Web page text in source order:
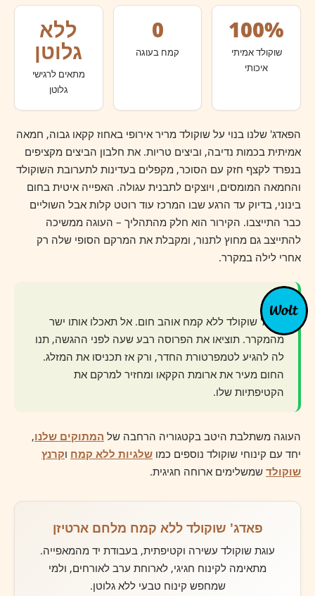
100%
שוקולד אמיתי
איכותי
0
קמח בעוגה
ללא
גלוטן
מתאים לרגישי
גלוטן
הפאדג' שלנו בנוי על שוקולד מריר אירופי באחוז קקאו גבוה, חמאה
אמיתית בכמות נדיבה, וביצים טריות. את חלבון הביצים מקציפים
בנפרד לקצף חזק עם הסוכר, מקפלים בעדינות לתערובת השוקולד
והחמאה המומסים, ויוצקים לתבנית עגולה. האפייה איטית בחום
בינוני, בדיוק עד הרגע שבו המרכז עוד רוטט קלות אבל השוליים
כבר התייצבו. הקירור הוא חלק מהתהליך – העוגה ממשיכה
להתייצב גם מחוץ לתנור, ומקבלת את המרקם הסופי שלה רק
אחרי לילה במקרר.
טיפ
פאדג' שוקולד ללא קמח אוהב חום. אל תאכלו אותו ישר
מהמקרר. תוציאו את הפרוסה רבע שעה לפני ההגשה, תנו
לה להגיע לטמפרטורת החדר, ורק אז תכניסו את המזלג.
החום מעיר את ארומת הקקאו ומחזיר למרקם את
הקטיפתיות שלו.
העוגה משתלבת היטב בקטגוריה הרחבה של המתוקים שלנו,
יחד עם קינוחי שוקולד נוספים כמו שלגיות ללא קמח וקרנץ
שוקולד שמשלימים ארוחה חגיגית.
פאדג' שוקולד ללא קמח מלחם ארטיזן
עוגת שוקולד עשירה וקטיפתית, בעבודת יד מהמאפייה.
מתאימה לקינוח חגיגי, לארוחת ערב לאורחים, ולמי
שמחפש קינוח טבעי ללא גלוטן.